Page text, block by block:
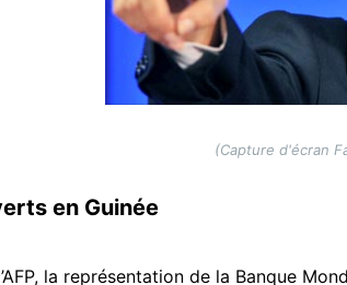
(Capture d'écran
en Guinée
la représentation de la Banque